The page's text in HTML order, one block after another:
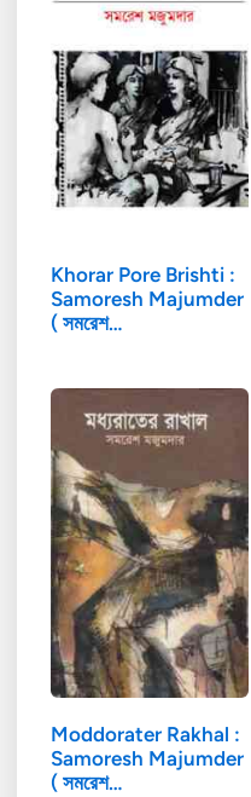
Khorar Pore Brishti :
Samoresh Majumder
( সমরেশ…
Moddorater Rakhal :
Samoresh Majumder
( সমরেশ…